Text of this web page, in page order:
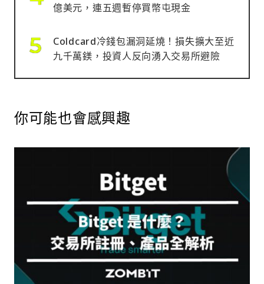
億美元，連五週暫停買幣屯現金
Coldcard冷錢包漏洞延燒！損失擴大至近
九千萬鎂，投資人反向湧入交易所避險
你可能也會感興趣